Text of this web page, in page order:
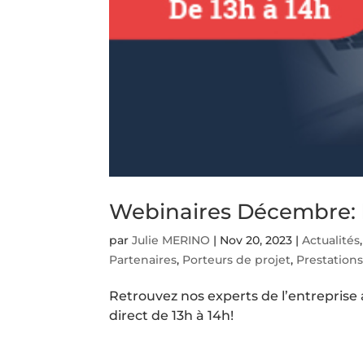
Webinaires
parJulie MERINO | Nov 20, 2023 |Actualités
Partenaires, Porteurs de projet, Prestations
Retrouvez nos experts de
direct de 13h à 14h!